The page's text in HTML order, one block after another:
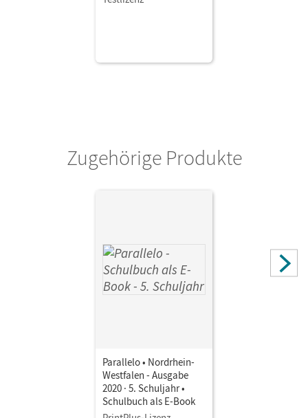
Zugehörige Produkte
Parallelo • Nordrhein-
Westfalen - Ausgabe
2020 · 5. Schuljahr •
Schulbuch als E-Book